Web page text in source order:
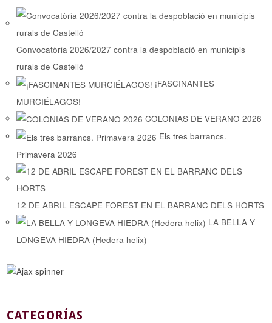
Convocatòria 2026/2027 contra la despoblació en municipis
rurals de Castelló
¡FASCINANTES
MURCIÉLAGOS!
COLONIAS DE VERANO 2026
Els tres barrancs.
Primavera 2026
12 DE ABRIL ESCAPE FOREST EN EL BARRANC DELS HORTS
LA BELLA Y
LONGEVA HIEDRA (Hedera helix)
CATEGORÍAS